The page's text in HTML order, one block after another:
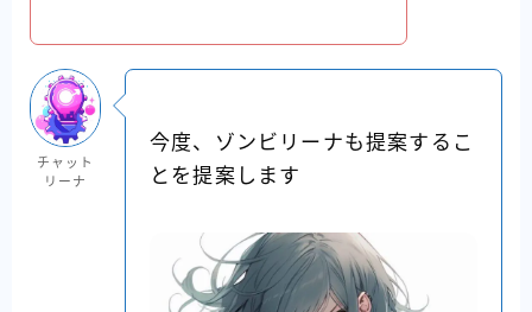
チャット
リーナ
今度、ゾンビリーナも提案するこ
とを提案します